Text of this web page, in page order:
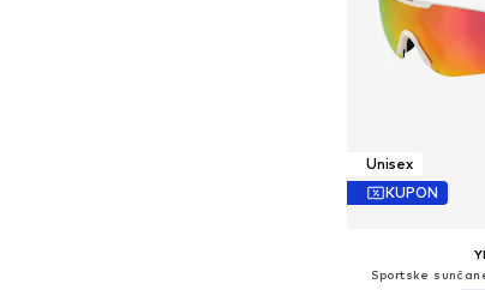
Unisex
KUPON
Sportske